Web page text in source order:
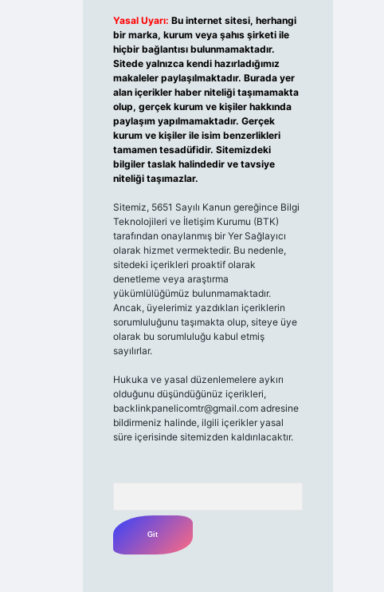
Yasal Uyarı: Bu internet sitesi, herhangi
bir marka, kurum veya şahıs şirketi ile
hiçbir bağlantısı bulunmamaktadır.
Sitede yalnızca kendi hazırladığımız
makaleler paylaşılmaktadır. Burada yer
alan içerikler haber niteliği taşımamakta
olup, gerçek kurum ve kişiler hakkında
paylaşım yapılmamaktadır. Gerçek
kurum ve kişiler ile isim benzerlikleri
tamamen tesadüfidir. Sitemizdeki
bilgiler taslak halindedir ve tavsiye
niteliği taşımazlar.
Sitemiz, 5651 Sayılı Kanun gereğince Bilgi
Teknolojileri ve İletişim Kurumu (BTK)
tarafından onaylanmış bir Yer Sağlayıcı
olarak hizmet vermektedir. Bu nedenle,
sitedeki içerikleri proaktif olarak
denetleme veya araştırma
yükümlülüğümüz bulunmamaktadır.
Ancak, üyelerimiz yazdıkları içeriklerin
sorumluluğunu taşımakta olup, siteye üye
olarak bu sorumluluğu kabul etmiş
sayılırlar.
Hukuka ve yasal düzenlemelere aykırı
olduğunu düşündüğünüz içerikleri,
backlinkpanelicomtr@gmail.comadresine
bildirmeniz halinde, ilgili içerikler yasal
süre içerisinde sitemizden kaldırılacaktır.